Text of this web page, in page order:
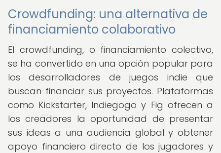
Crowdfunding: una alternativa de
financiamiento colaborativo
El crowdfunding, o financiamiento colectivo,
se ha convertido en una opción popular para
los desarrolladores de juegos indie que
buscan financiar sus proyectos. Plataformas
como Kickstarter, Indiegogo y Fig ofrecen a
los creadores la oportunidad de presentar
sus ideas a una audiencia global y obtener
apoyo financiero directo de los jugadores y